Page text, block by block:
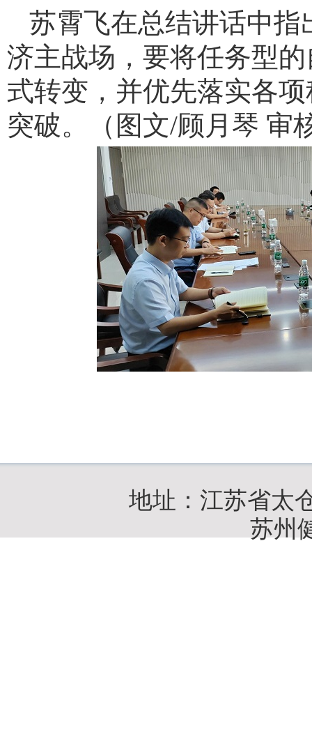
苏霄飞在总结讲话中
济主战场，要将任务型
式转变，并优先落实各
突破。（图文/顾月琴 审
地址：江苏省太
苏州